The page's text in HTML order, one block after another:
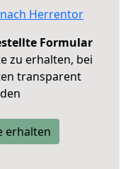
Herrentor
Formular
zu erhalten, bei
transparent
erhalten